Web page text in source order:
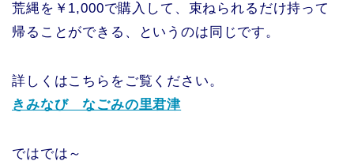
荒縄を￥1,000で購入して、束ねられるだけ持って
帰ることができる、というのは同じです。
詳しくはこちらをご覧ください。
きみなび なごみの里君津
ではでは～